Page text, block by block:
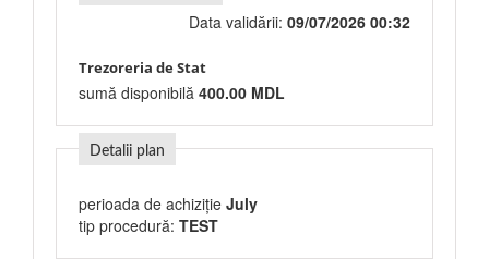
Data validării: 09/07/2026 00:32
Trezoreria de Stat
sumă disponibilă 400.00 MDL
Detalii plan
perioada de achiziție July
tip procedură: TEST